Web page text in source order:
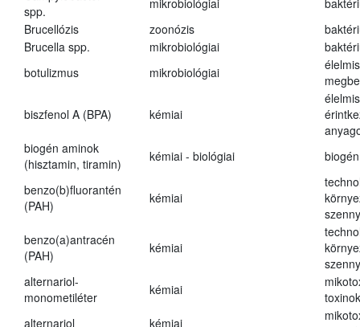
spp.
mikrobiológiai
Brucellózis
zoonózis
Brucella spp.
mikrobiológiai
botulizmus
mikrobiológiai
biszfenol A (BPA) kémiai
biogén aminok
(hisztamin, tiramin)
kémiai - biológiai
benzo(b)fluorantén
(PAH)
kémiai
benzo(a)antracén
(PAH)
kémiai
alternariol-
monometiléter
kémiai
toxinok
alternariol
kémiai